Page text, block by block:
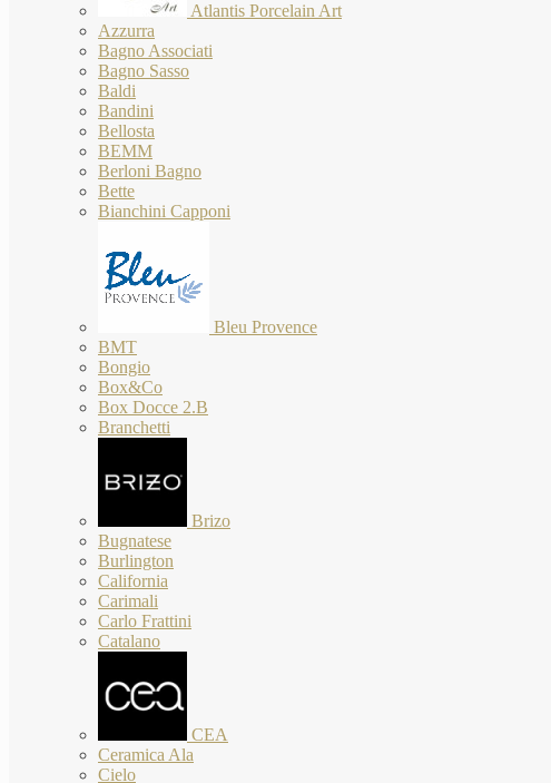
Atlantis Porcelain Art
Azzurra
Bagno Associati
Bagno Sasso
Baldi
Bandini
Bellosta
BEMM
Berloni Bagno
Bette
Bianchini Capponi
Bleu Provence
BMT
Bongio
Box&Co
Box Docce 2.B
Branchetti
Brizo
Bugnatese
Burlington
California
Carimali
Carlo Frattini
Catalano
CEA
Ceramica Ala
Cielo